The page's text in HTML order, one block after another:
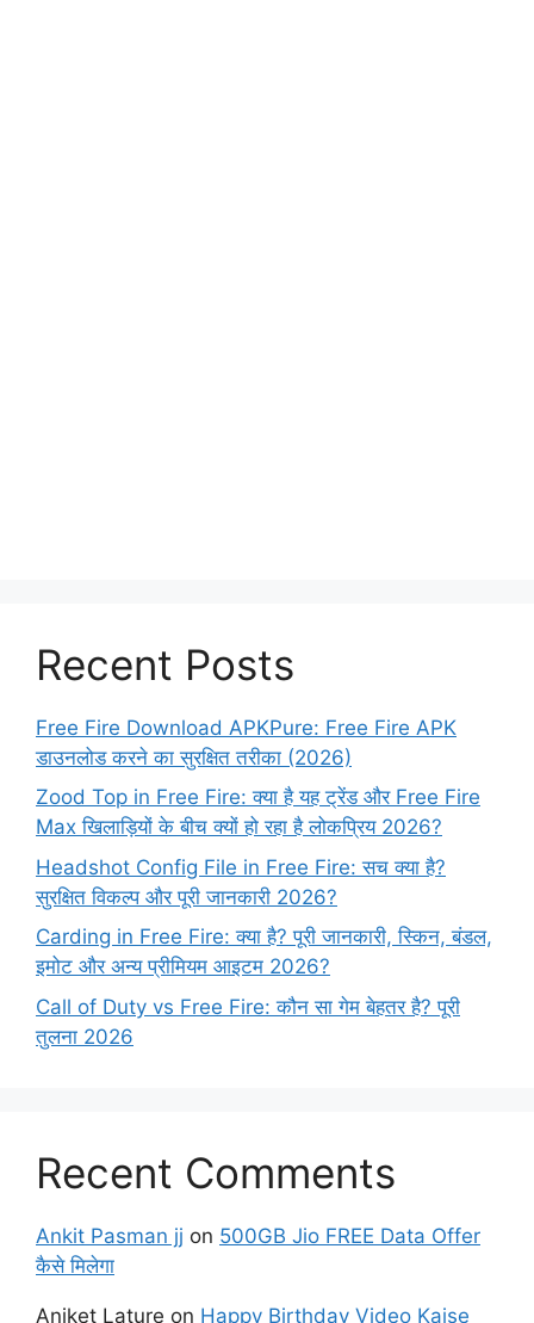
Recent Posts
Free Fire Download APKPure: Free Fire APK
डाउनलोड करने का सुरक्षित तरीका (2026)
Zood Top in Free Fire: क्या है यह ट्रेंड और Free Fire
Max खिलाड़ियों के बीच क्यों हो रहा है लोकप्रिय 2026?
Headshot Config File in Free Fire: सच क्या है?
सुरक्षित विकल्प और पूरी जानकारी 2026?
Carding in Free Fire: क्या है? पूरी जानकारी, स्किन, बंडल,
इमोट और अन्य प्रीमियम आइटम 2026?
Call of Duty vs Free Fire: कौन सा गेम बेहतर है? पूरी
तुलना 2026
Recent Comments
Ankit Pasman jj on 500GB Jio FREE Data Offer
कैसे मिलेगा
Aniket Lature on Happy Birthday Video Kaise